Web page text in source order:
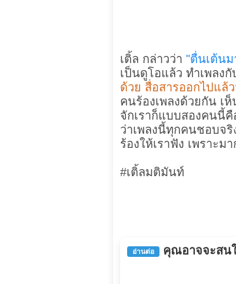
เติ้ล กล่าวว่า "ตื่นเต้นม
เป็นดูโอแล้ว ทำเพลง
ด้วย สื่อสารออกไปแล้
คนร้องเพลงด้วยกัน เ
จักเราก็แบบสองคนนี้คื
ว่าเพลงนี้ทุกคนชอบจริ
ร้องให้เราฟัง เพราะม
#เติ้ลมติมันท์
อ่านต่อ คุณอาจจะสน